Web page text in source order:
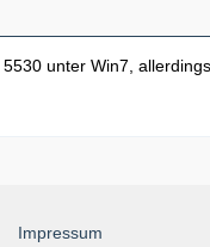
unter Win7,
Impressum